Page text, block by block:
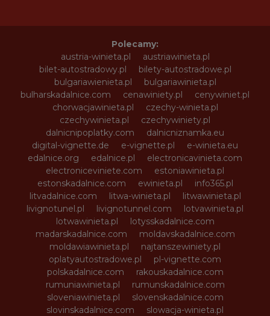
Polecamy:
austria-winieta.pl
austriawinieta.pl
bilet-autostradowy.pl
bilety-autostradowe.pl
bulgariawienieta.pl
bulgariawinieta.pl
bulharskadalnice.com
cenawiniety.pl
cenywiniet.pl
chorwacjawinieta.pl
czechy-winieta.pl
czechywinieta.pl
czechywiniety.pl
dalnicnipoplatky.com
dalnicniznamka.eu
digital-vignette.de
e-vignette.pl
e-winieta.eu
edalnice.org
edalnice.pl
electronicavinieta.com
electroniceviniete.com
estoniawinieta.pl
estonskadalnice.com
ewinieta.pl
info365.pl
litvadalnice.com
litwa-winieta.pl
litwawinieta.pl
livignotunel.pl
livignotunnel.com
lotvawinieta.pl
lotwawinieta.pl
lotysskadalnice.com
madarskadalnice.com
moldavskadalnice.com
moldawiawinieta.pl
najtanszewiniety.pl
oplatyautostradowe.pl
pl-vignette.com
polskadalnice.com
rakouskadalnice.com
rumuniawinieta.pl
rumunskadalnice.com
sloveniawinieta.pl
slovenskadalnice.com
slovinskadalnice.com
slowacja-winieta.pl